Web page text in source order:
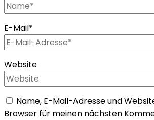
E-Mail*
Website
Name, E-Mail-Adresse und
Browser für meinen nächsten